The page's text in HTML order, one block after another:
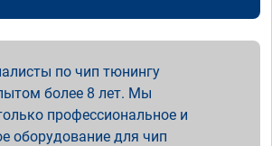
по чип тюнингу
более 8 лет. Мы
профессиональное и
оборудование для чип